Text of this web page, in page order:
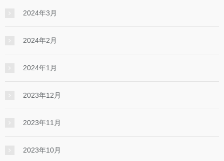
2024年3月
2024年2月
2024年1月
2023年12月
2023年11月
2023年10月